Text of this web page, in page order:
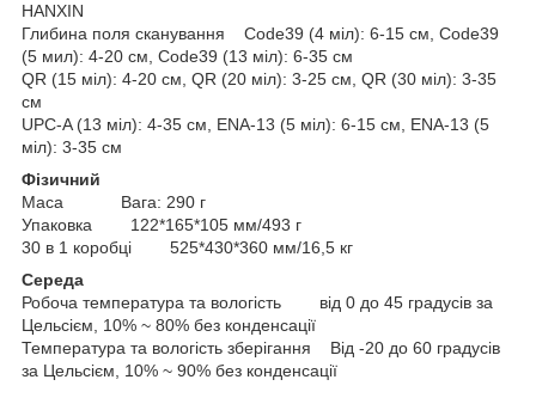
HANXIN
Глибина поля сканування Code39 (4 міл): 6-15 см, Code39
(5 мил): 4-20 см, Code39 (13 міл): 6-35 см
QR (15 міл): 4-20 см, QR (20 міл): 3-25 см, QR (30 міл): 3-35
см
UPC-A (13 міл): 4-35 см, ENA-13 (5 міл): 6-15 см, ENA-13 (5
міл): 3-35 см
Фізичний
Маса Вага: 290 г
Упаковка 122*165*105 мм/493 г
30 в 1 коробці 525*430*360 мм/16,5 кг
Середа
Робоча температура та вологість від 0 до 45 градусів за
Цельсієм, 10% ~ 80% без конденсації
Температура та вологість зберігання Від -20 до 60 градусів
за Цельсієм, 10% ~ 90% без конденсації